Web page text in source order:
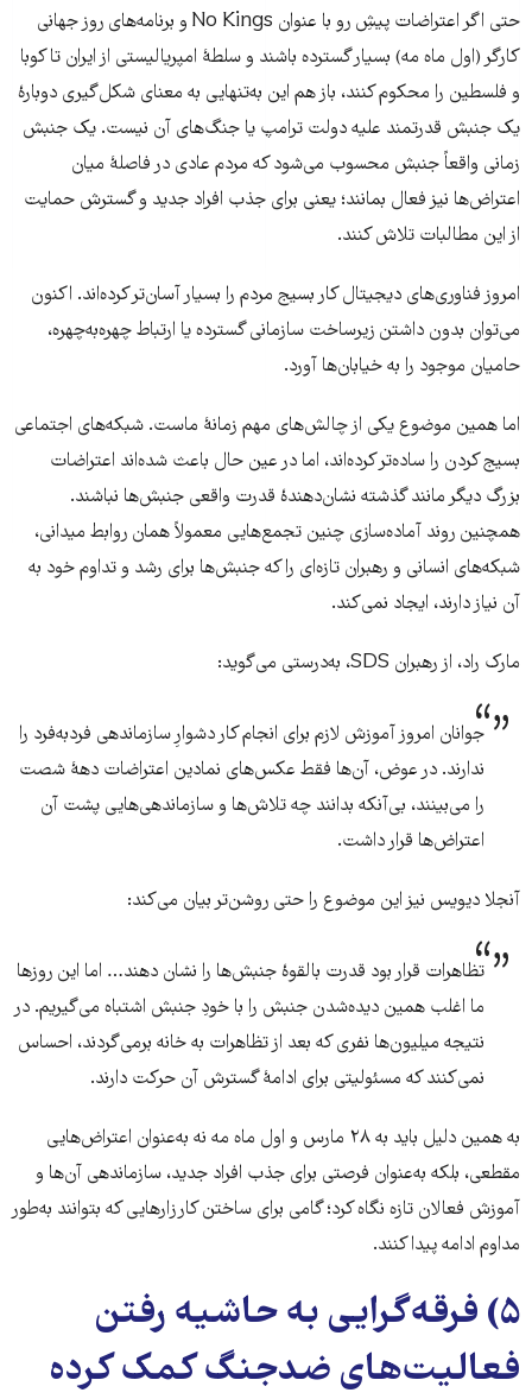
حتی اگر اعتراضات پیشِ رو با عنوان No Kings و برنامه‌های روز جهانی
کارگر (اول ماه مه) بسیار گسترده باشند و سلطهٔ امپریالیستی از ایران تا کوبا
و فلسطین را محکوم کنند، باز هم این به‌تنهایی به معنای شکل‌گیری دوبارهٔ
یک جنبش قدرتمند علیه دولت ترامپ یا جنگ‌های آن نیست. یک جنبش
زمانی واقعاً جنبش محسوب می‌شود که مردم عادی در فاصلهٔ میان
اعتراض‌ها نیز فعال بمانند؛ یعنی برای جذب افراد جدید و گسترش حمایت
از این مطالبات تلاش کنند.
امروز فناوری‌های دیجیتال کار بسیج مردم را بسیار آسان‌تر کرده‌اند. اکنون
می‌توان بدون داشتن زیرساخت سازمانی گسترده یا ارتباط چهره‌به‌چهره،
حامیان موجود را به خیابان‌ها آورد.
اما همین موضوع یکی از چالش‌های مهم زمانهٔ ماست. شبکه‌های اجتماعی
بسیج کردن را ساده‌تر کرده‌اند، اما در عین حال باعث شده‌اند اعتراضات
بزرگ دیگر مانند گذشته نشان‌دهندهٔ قدرت واقعی جنبش‌ها نباشند.
همچنین روند آماده‌سازی چنین تجمع‌هایی معمولاً همان روابط میدانی،
شبکه‌های انسانی و رهبران تازه‌ای را که جنبش‌ها برای رشد و تداوم خود به
آن نیاز دارند، ایجاد نمی‌کند.
مارک راد، از رهبران SDS، به‌درستی می‌گوید:
جوانان امروز آموزش لازم برای انجام کار دشوارِ سازماندهی فردبه‌فرد را
ندارند. در عوض، آن‌ها فقط عکس‌های نمادین اعتراضات دههٔ شصت
را می‌بینند، بی‌آنکه بدانند چه تلاش‌ها و سازماندهی‌هایی پشت آن
اعتراض‌ها قرار داشت.
آنجلا دیویس نیز این موضوع را حتی روشن‌تر بیان می‌کند:
تظاهرات قرار بود قدرت بالقوهٔ جنبش‌ها را نشان دهند… اما این روزها
ما اغلب همین دیده‌شدن جنبش را با خودِ جنبش اشتباه می‌گیریم. در
نتیجه میلیون‌ها نفری که بعد از تظاهرات به خانه برمی‌گردند، احساس
نمی‌کنند که مسئولیتی برای ادامهٔ گسترش آن حرکت دارند.
به همین دلیل باید به ۲۸ مارس و اول ماه مه نه به‌عنوان اعتراض‌هایی
مقطعی، بلکه به‌عنوان فرصتی برای جذب افراد جدید، سازماندهی آن‌ها و
آموزش فعالان تازه نگاه کرد؛ گامی برای ساختن کارزارهایی که بتوانند به‌طور
مداوم ادامه پیدا کنند.
۵) فرقه‌گرایی به حاشیه رفتن
فعالیت‌های ضدجنگ کمک کرده